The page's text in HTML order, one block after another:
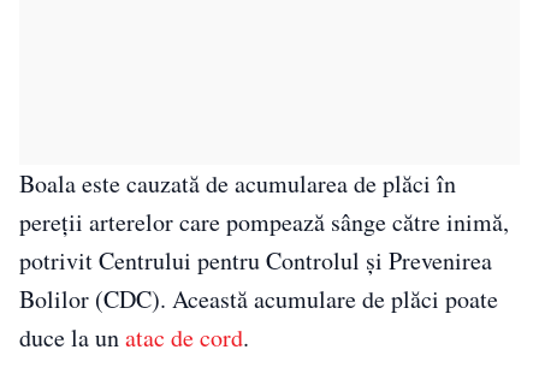
Boala este cauzată de acumularea de plăci în
pereții arterelor care pompează sânge către inimă,
potrivit Centrului pentru Controlul și Prevenirea
Bolilor (CDC). Această acumulare de plăci poate
duce la unatac de cord.